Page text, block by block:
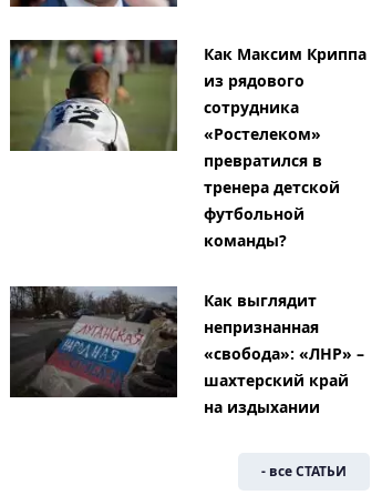
Как Максим Криппа
из рядового
сотрудника
«Ростелеком»
превратился в
тренера детской
футбольной
команды?
Как выглядит
непризнанная
«свобода»: «ЛНР» –
шахтерский край
на издыхании
- все СТАТЬИ